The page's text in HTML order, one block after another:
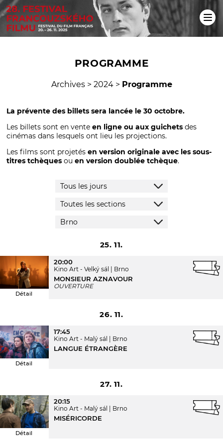
PROGRAMME
Archives> 2024> Programme
La prévente des billets sera lancée le 30 octobre.
Les billets sont en vente en ligne ou aux guichets des
cinémas dans lesquels ont lieu les projections.
Les films sont projetés en version originale avec les sous-
titres tchèques ou en version doublée tchèque.
25. 11.
Détail
20:00
Kino Art - Velký sál Brno
MONSIEUR AZNAVOUR
OUVERTURE
26. 11.
Détail
17:45
Kino Art - Malý sál Brno
LANGUE ÉTRANGÈRE
27. 11.
Détail
20:15
Kino Art - Malý sál Brno
MISÉRICORDE